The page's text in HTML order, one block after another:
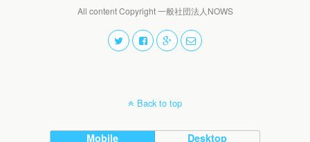
All content Copyright 一般社団法人NOWS
Back to top
Mobile Desktop